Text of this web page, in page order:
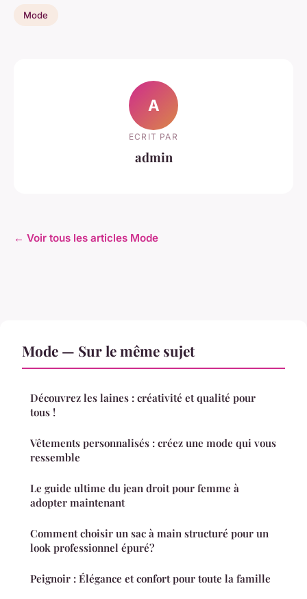
Mode
A
ECRIT PAR
admin
← Voir tous les articles Mode
Mode — Sur le même sujet
Découvrez les laines : créativité et qualité pour
tous !
Vêtements personnalisés : créez une mode qui vous
ressemble
Le guide ultime du jean droit pour femme à
adopter maintenant
Comment choisir un sac à main structuré pour un
look professionnel épuré?
Peignoir : Élégance et confort pour toute la famille